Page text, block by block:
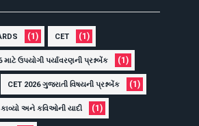
(1) CET (1)
માટે ઉપયોગી પર્યાવરણની પ્રશ્નબેંક (1)
CET 2026 ગુજરાતી વિષયની પ્રશ્નબેંક (1)
કાવ્યો અને કવિઓની યાદી (1)